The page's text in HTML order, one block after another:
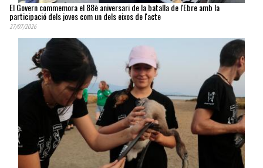
El Govern commemora el 88è aniversari de la batalla de l'Ebre amb la
participació dels joves com un dels eixos de l'acte
27/07/2026